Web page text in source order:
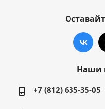
Наши
+7 (812) 635-35-05